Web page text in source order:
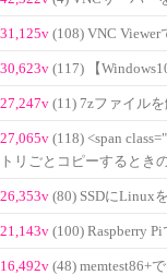
31,125v (108) VNC Viewer
30,623v (117) 【
27,247v (11) 7zファイル
27,065v (118) <span
トリごとコピーするとき
26,353v (80) SSDにLinux
21,143v (100) Raspberry Pi
16,492v (48) memtest86+